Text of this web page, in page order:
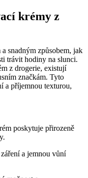
krémy z
snadným způsobem, jak
trávit hodiny na slunci.
z drogerie, existují
značkám. Tyto
a příjemnou texturou,
poskytuje přirozeně
a jemnou vůní